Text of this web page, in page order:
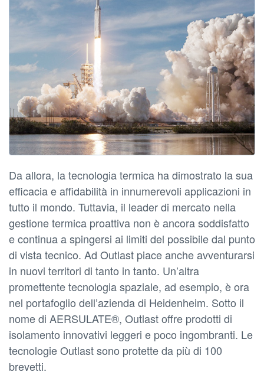
Da allora, la tecnologia termica ha dimostrato la sua
efficacia e affidabilità in innumerevoli applicazioni in
tutto il mondo. Tuttavia, il leader di mercato nella
gestione termica proattiva non è ancora soddisfatto
e continua a spingersi ai limiti del possibile dal punto
di vista tecnico. Ad Outlast piace anche avventurarsi
in nuovi territori di tanto in tanto. Un’altra
promettente tecnologia spaziale, ad esempio, è ora
nel portafoglio dell’azienda di Heidenheim. Sotto il
nome di AERSULATE®, Outlast offre prodotti di
isolamento innovativi leggeri e poco ingombranti. Le
tecnologie Outlast sono protette da più di 100
brevetti.